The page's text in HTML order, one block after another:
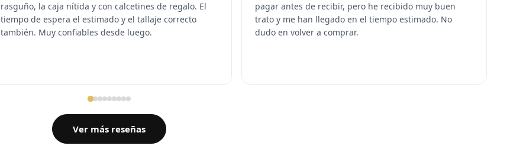
rasguño, la caja nítida y con calcetines de regalo. El
tiempo de espera el estimado y el tallaje correcto
también. Muy confiables desde luego.
pagar antes de recibir, pero he recibido muy buen
trato y me han llegado en el tiempo estimado. No
dudo en volver a comprar.
Ver más reseñas